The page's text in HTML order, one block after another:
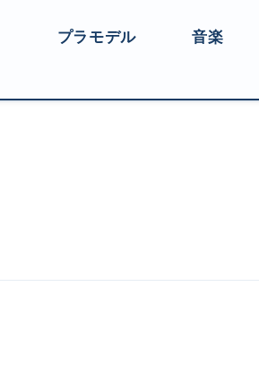
プラモデル 音楽